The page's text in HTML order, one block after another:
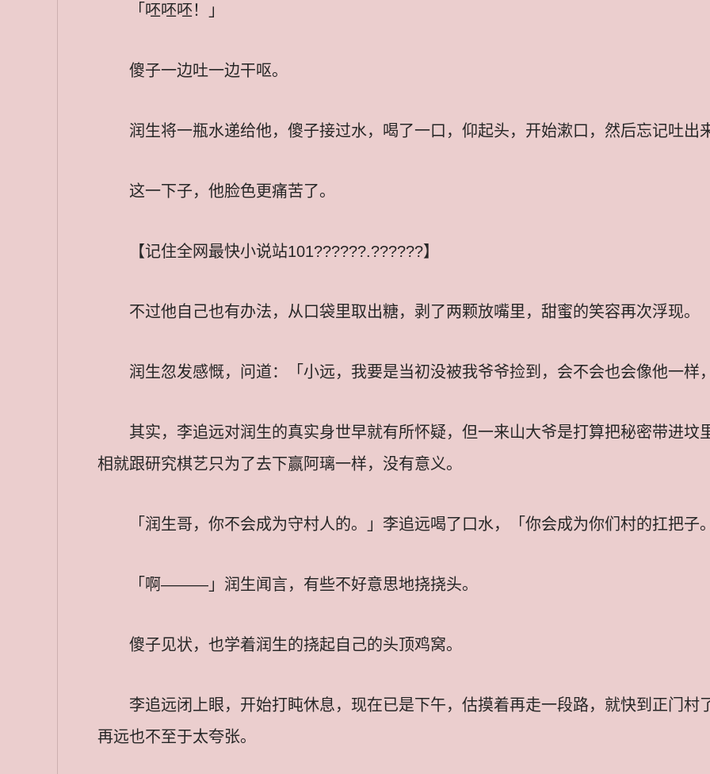
「呸呸呸！」
傻子一边吐一边干呕。
润生将一瓶水递给他，傻子接过水，喝了一口，仰起头，开始漱口，然后忘记吐出
这一下子，他脸色更痛苦了。
【记住全网最快小说站101??????.??????】
不过他自己也有办法，从口袋里取出糖，剥了两颗放嘴里，甜蜜的笑容再次浮现。
润生忽发感慨，问道：「小远，我要是当初没被我爷爷捡到，会不会也会像他一样
其实，李追远对润生的真实身世早就有所怀疑，但一来山大爷是打算把秘密带进坟
相就跟研究棋艺只为了去下赢阿璃一样，没有意义。
「润生哥，你不会成为守村人的。」李追远喝了口水，「你会成为你们村的扛把子
「啊———」润生闻言，有些不好意思地挠挠头。
傻子见状，也学着润生的挠起自己的头顶鸡窝。
李追远闭上眼，开始打盹休息，现在已是下午，估摸着再走一段路，就快到正门村
再远也不至于太夸张。